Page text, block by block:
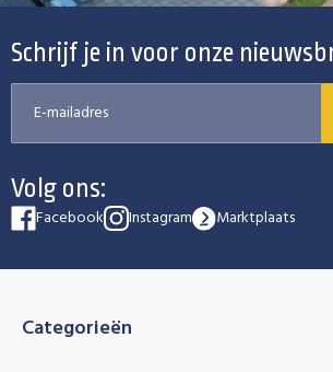
Schrijf je in voor onze
Volg ons:
Facebook Instagram Marktplaats
Categorieën